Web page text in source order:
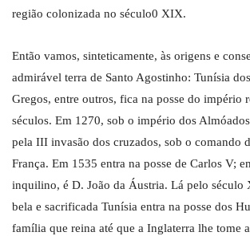
região colonizada no século0 XIX.
Então vamos, sinteticamente, às origens e
admirável terra de Santo Agostinho: Tunísia
Gregos, entre outros, fica na posse do império
séculos. Em 1270, sob o império dos
pela III invasão dos cruzados, sob o comando
França. Em 1535 entra na posse de Carlos V;
inquilino, é D. João da Áustria. Lá pelo
bela e sacrificada Tunísia entra na posse dos
família que reina até que a Inglaterra lhe tome